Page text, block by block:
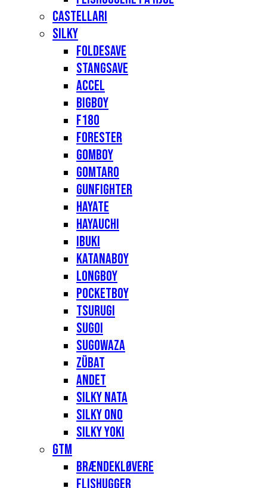
Castellari
Silky
Foldesave
Stangsave
Accel
Bigboy
F180
Forester
Gomboy
Gomtaro
Gunfighter
Hayate
Hayauchi
Ibuki
Katanaboy
Longboy
Pocketboy
Tsurugi
Sugoi
Sugowaza
Zübat
Andet
Silky Nata
Silky Ono
Silky Yoki
GTM
Brændekløvere
Flishugger